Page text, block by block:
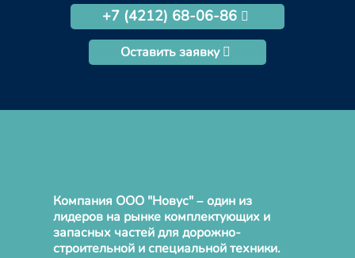
+7 (4212) 68-06-86
Оставить заявку
Компания ООО "Новус" – один из
лидеров на рынке комплектующих и
запасных частей для дорожно-
строительной и специальной техники.